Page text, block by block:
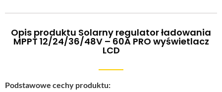
Opis produktu Solarny regulator ładowania
MPPT 12/24/36/48V – 60A PRO wyświetlacz
LCD
Podstawowe cechy produktu: